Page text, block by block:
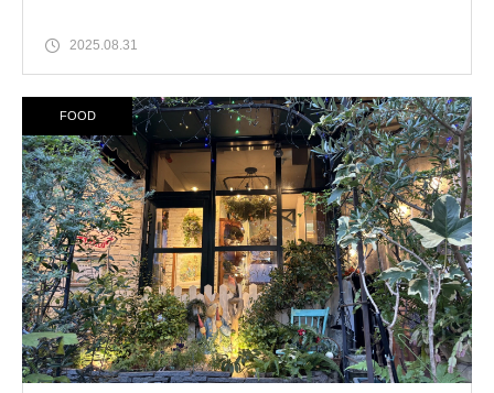
2025.08.31
FOOD